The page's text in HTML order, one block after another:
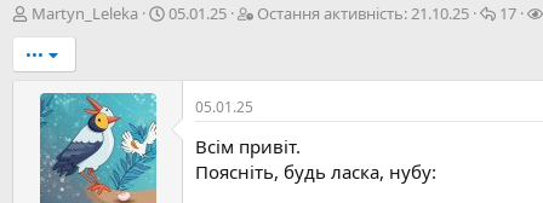
А
в
т
о
м
Martyn_Leleka
Д
05.01.25
О
а
н
я
а
к
Остання активність:21.10.25
В
п
в
17
•••
05.01.25
Всім привіт.
Поясніть, будь ласка, нубу: